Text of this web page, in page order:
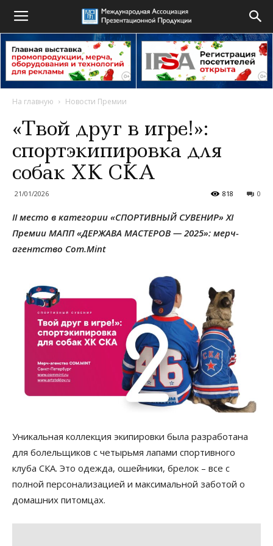
На главную Новости Премии
«Твой друг в игре!»:
спортэкипировка для
собак ХК СКА
21/01/2026 0
818
II место в категории «СПОРТИВНЫЙ СУВЕНИР»XI
Премии МАПП «ДЕРЖАВА МАСТЕРОВ — 2025»: мерч-
агентство Com.Mint
Уникальная коллекция экипировки была разработана
для болельщиков с четырьмя лапами спортивного
клуба СКА. Это одежда, ошейники, брелок – все с
полной персонализацией и максимальной заботой о
домашних питомцах.